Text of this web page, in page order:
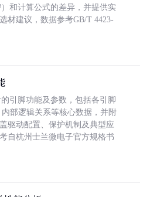
）和计算公式的差异，并提供实
材建议，数据参考GB/T 4423-
引脚功能及参数，包括各引脚
部逻辑关系等核心数据，并附
驱动配置、保护机制及典型应
自杭州士兰微电子官方规格书